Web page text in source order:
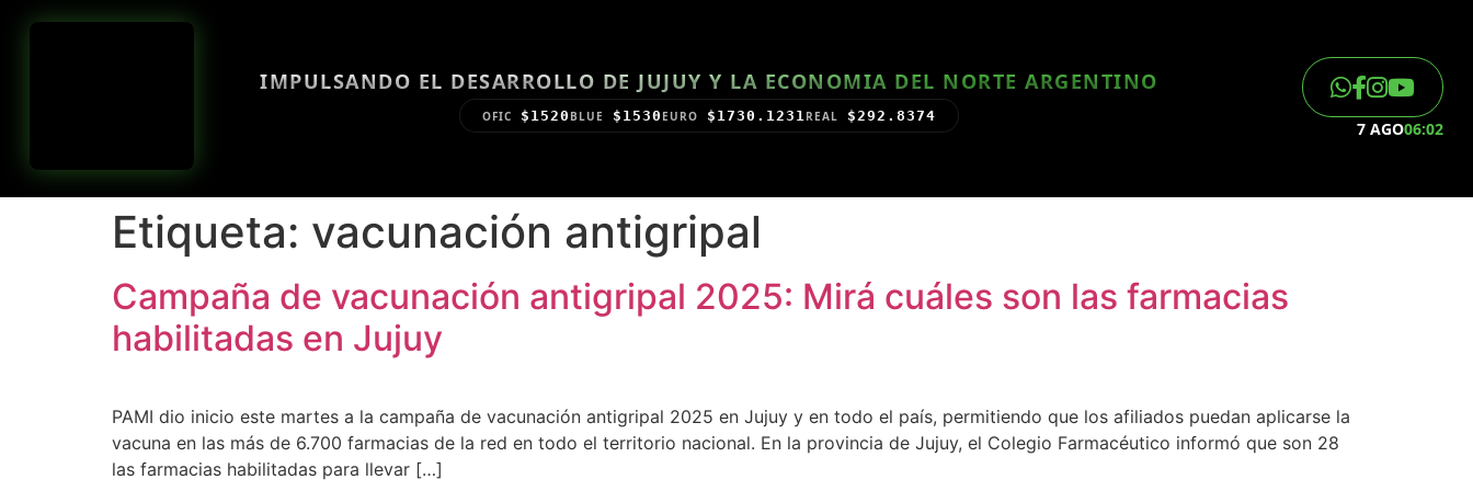
IMPULSANDO EL DESARROLLO DE JUJUY Y LA ECONOMIA DEL NORTE ARGENTINO
OFIC $1520 BLUE $1530 EURO $1730.1231REAL $292.8374
7 AGO06:02
Etiqueta: vacunación antigripal
Campaña de vacunación antigripal 2025: Mirá cuáles son las farmacias
habilitadas en Jujuy
PAMI dio inicio este martes a la campaña de vacunación antigripal 2025 en Jujuy y en todo el país, permitiendo que los afiliados puedan aplicarse la
vacuna en las más de 6.700 farmacias de la red en todo el territorio nacional. En la provincia de Jujuy, el Colegio Farmacéutico informó que son 28
las farmacias habilitadas para llevar […]